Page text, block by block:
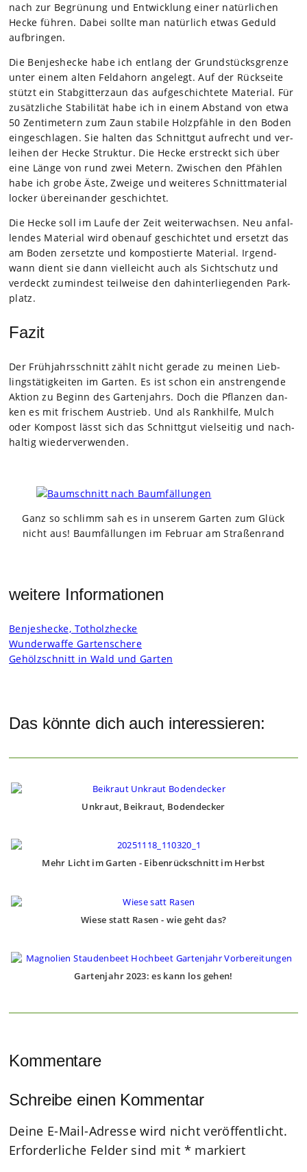
nach zur Begrü­nung und Ent­wick­lung einer natür­li­chen
Hecke füh­ren. Dabei sollte man natür­lich etwas Geduld
auf­brin­gen.
Die Ben­jes­he­cke habe ich ent­lang der Grund­stücks­grenze
unter einem alten Feld­ahorn ange­legt. Auf der Rück­seite
stützt ein Stab­git­ter­zaun das auf­ge­schich­tete Mate­rial. Für
zusätz­li­che Sta­bi­li­tät habe ich in einem Abstand von etwa
50 Zen­ti­me­tern zum Zaun sta­bile Holz­pfähle in den Boden
ein­ge­schla­gen. Sie hal­ten das Schnitt­gut auf­recht und ver­
lei­hen der Hecke Struk­tur. Die Hecke erstreckt sich über
eine Länge von rund zwei Metern. Zwi­schen den Pfäh­len
habe ich grobe Äste, Zweige und wei­te­res Schnitt­ma­te­rial
locker über­ein­an­der geschich­tet.
Die Hecke soll im Laufe der Zeit wei­ter­wach­sen. Neu anfal­
len­des Mate­rial wird oben­auf geschich­tet und ersetzt das
am Boden zer­setzte und kom­pos­tierte Mate­rial. Irgend­
wann dient sie dann viel­leicht auch als Sicht­schutz und
ver­deckt zumin­dest teil­weise den dahin­ter­lie­gen­den Park­
platz.
Fazit
Der Früh­jahrs­schnitt zählt nicht gerade zu mei­nen Lieb­
lings­tä­tig­kei­ten im Gar­ten. Es ist schon ein anstren­gende
Aktion zu Beginn des Gar­ten­jahrs. Doch die Pflan­zen dan­
ken es mit fri­schem Aus­trieb. Und als Rank­hilfe, Mulch
oder Kom­post lässt sich das Schnitt­gut viel­sei­tig und nach­
hal­tig wie­der­ver­wen­den.
Ganz so schlimm sah es in unse­rem Gar­ten zum Glück
nicht aus! Baum­fäl­lun­gen im Februar am Stra­ßen­rand
weitere Informationen
Ben­jes­he­cke, Tot­holz­he­cke
Wun­der­waffe Gar­ten­schere
Gehölz­schnitt in Wald und Gar­ten
Das könnte dich auch interessieren:
Unkraut, Beikraut, Bodendecker
Mehr Licht im Garten - Eibenrückschnitt im Herbst
Wiese statt Rasen - wie geht das?
Gartenjahr 2023: es kann los gehen!
Kommentare
Schreibe einen Kommentar
Deine E-Mail-Adresse wird nicht veröffentlicht.
Erforderliche Felder sind mit * markiert